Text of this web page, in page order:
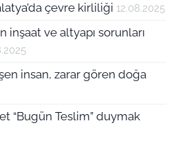
çevre kirliliği 12.08.2025
inşaat ve altyapı sorunları
insan, zarar gören doğa
“Bugün Teslim” duymak